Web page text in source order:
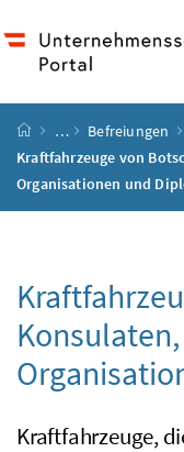
Startseite
…
Befreiungen
Kraftfahrzeuge von
Organisationen und
Kraftfahrzeuge,